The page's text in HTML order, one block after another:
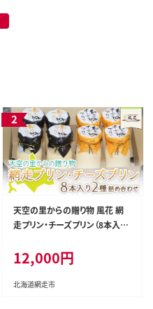
天空の里からの贈り物 風花 網
走プリン・チーズプリン（8本入）2
03
12,000円
北海道網走市